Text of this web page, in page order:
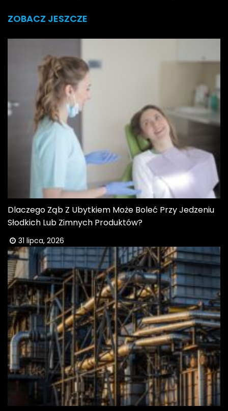
ZOBACZ JESZCZE
Dlaczego Ząb Z Ubytkiem Może Boleć Przy Jedzeniu
Słodkich Lub Zimnych Produktów?
31 lipca, 2026